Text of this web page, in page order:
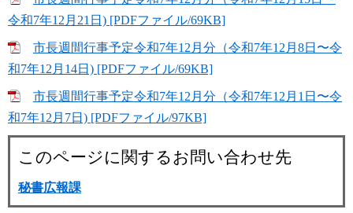
令和7年12月21日) [PDFファイル/69KB]
市長週間行事予定令和7年12月分（令和7年12月8日〜令
和7年12月14日) [PDFファイル/69KB]
市長週間行事予定令和7年12月分（令和7年12月1日〜令
和7年12月7日) [PDFファイル/97KB]
このページに関するお問い合わせ先
秘書広報課